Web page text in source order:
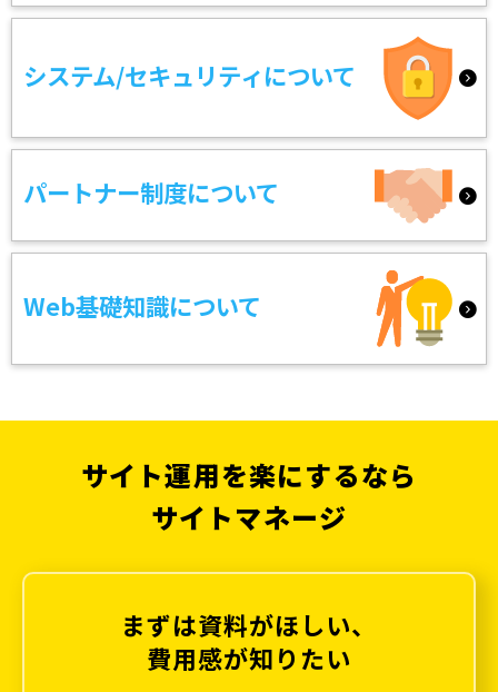
システム/セキュリティについて
パートナー制度について
Web基礎知識について
サイト運用を楽にするなら
サイトマネージ
まずは資料がほしい、
費用感が知りたい